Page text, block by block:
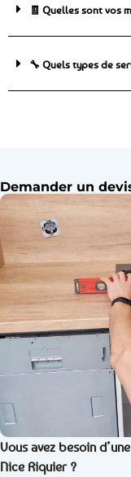
🧾 Quelles sont vos
🔧 Quels types de
Demander un
Vous avez besoin
Nice Riquier ?